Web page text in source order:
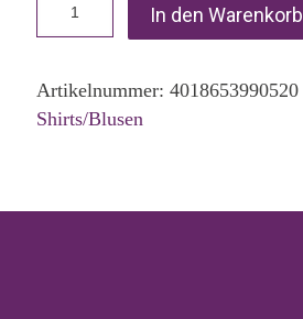
In den Warenkorb
Artikelnummer: 4018653990520
Shirts/Blusen